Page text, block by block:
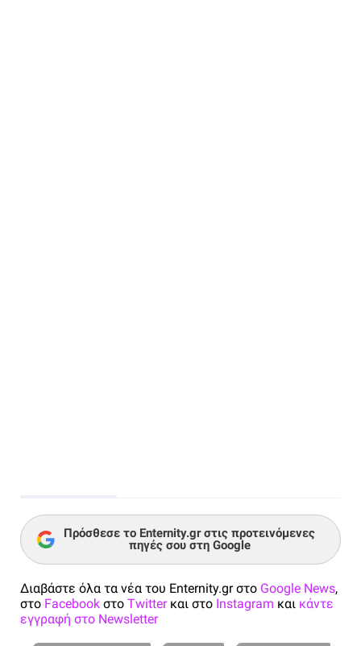
Πρόσθεσε το Enternity.gr στις προτεινόμενες
πηγές σου στη Google
Διαβάστε όλα τα νέα του Enternity.gr στο Google News,
στο Facebook στο Twitterκαι στο Instagram και κάντε
εγγραφή στο Newsletter